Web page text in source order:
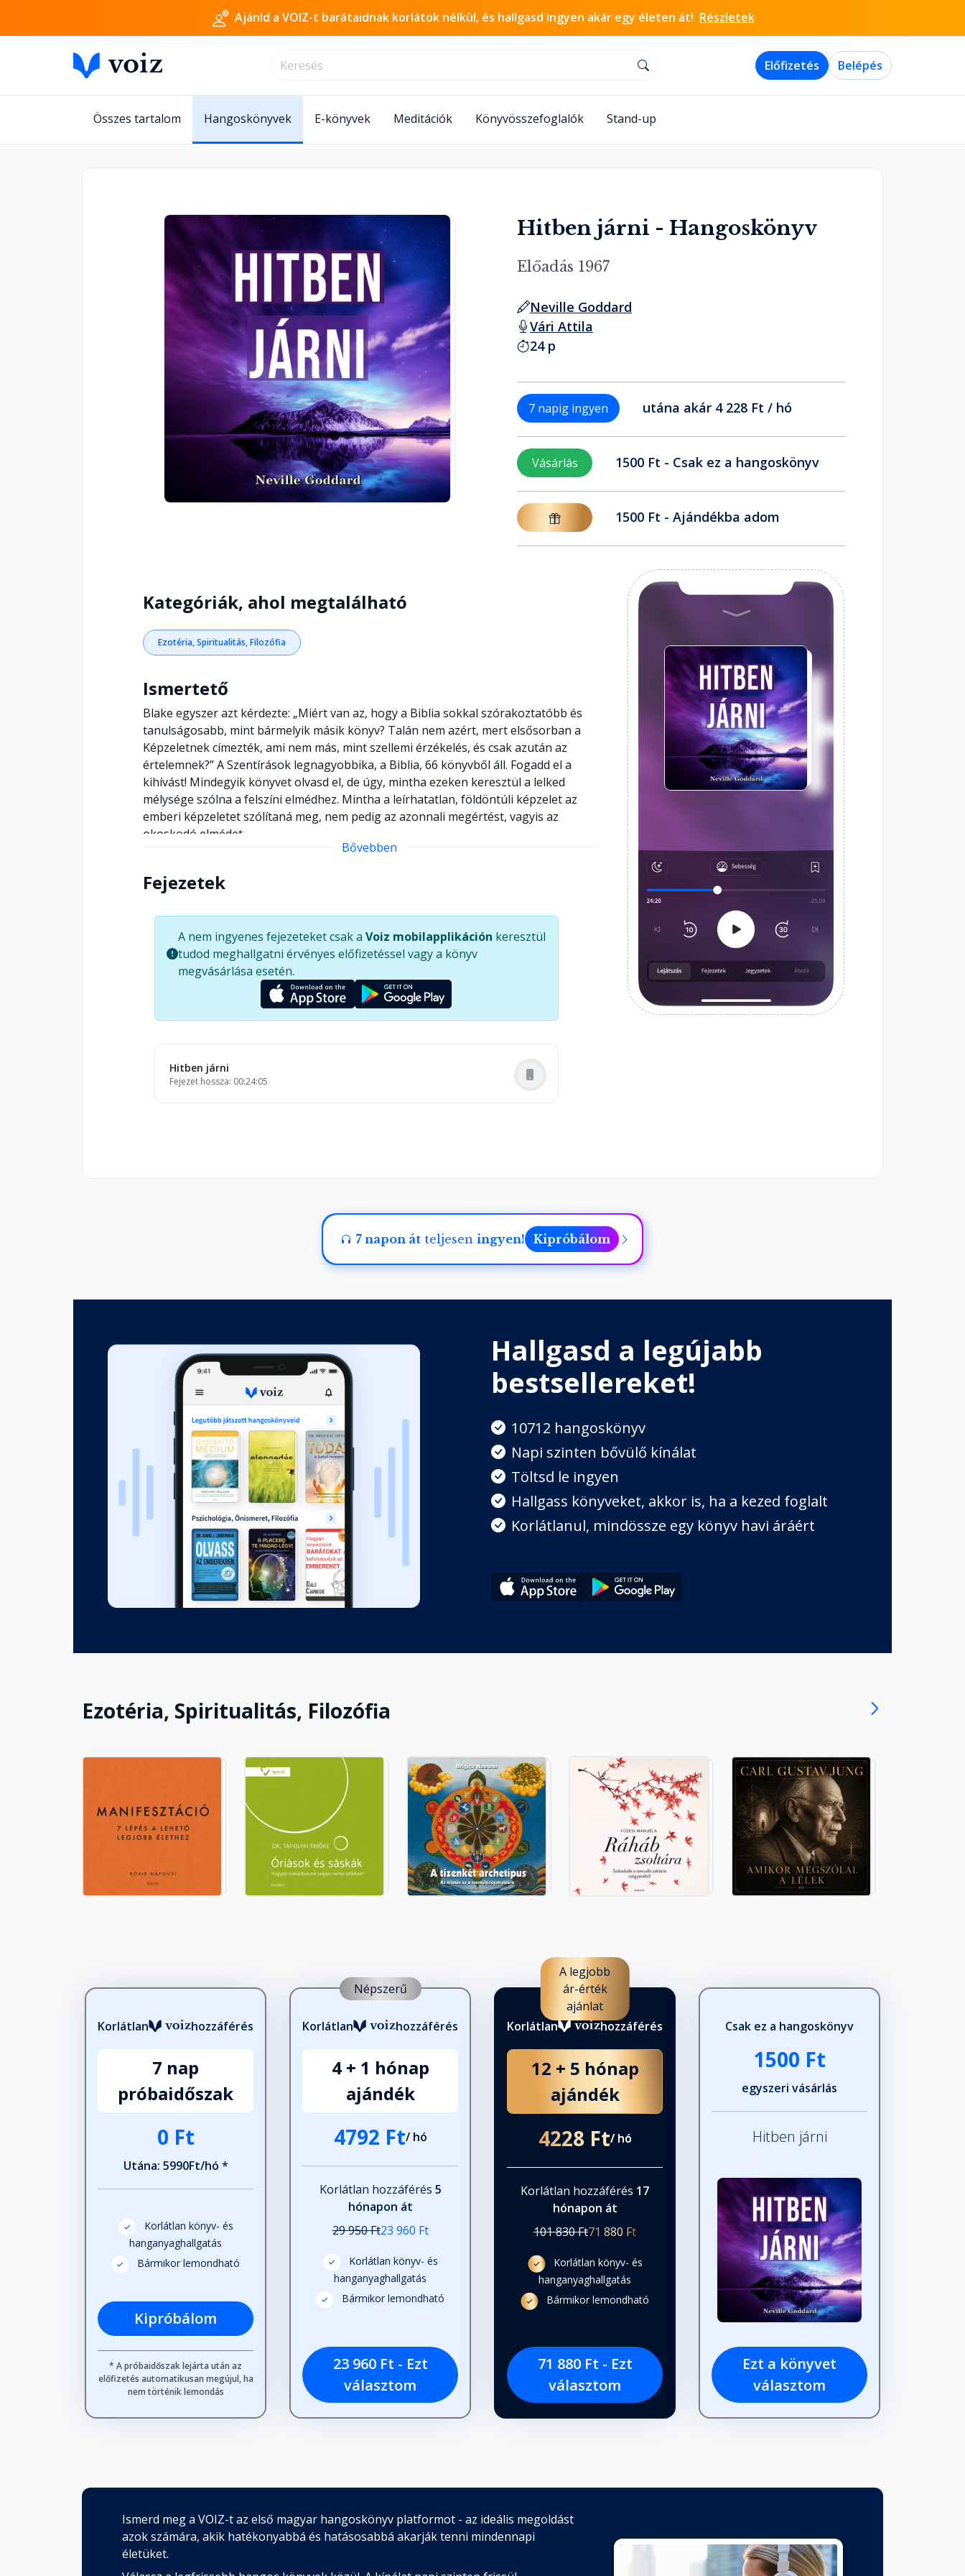
Ajánld a VOIZ-t barátaidnak korlátok nélkül, és hallgasd ingyen akár egy életen át! Részletek
Előfizetés Belépés
Összes tartalom Hangoskönyvek E-könyvek Meditációk Könyvösszefoglalók Stand-up
Hitben járni - Hangoskönyv
Előadás 1967
Neville Goddard
Vári Attila
24 p
7 napig ingyen utána akár 4 228 Ft / hó
Vásárlás 1500 Ft - Csak ez a hangoskönyv
1500 Ft - Ajándékba adom
Kategóriák, ahol megtalálható
Ezotéria, Spiritualitás, Filozófia
Ismertető
Blake egyszer azt kérdezte: „Miért van az, hogy a Biblia sokkal szórakoztatóbb és
tanulságosabb, mint bármelyik másik könyv? Talán nem azért, mert elsősorban a
Képzeletnek címezték, ami nem más, mint szellemi érzékelés, és csak azután az
értelemnek?” A Szentírások legnagyobbika, a Biblia, 66 könyvből áll. Fogadd el a
kihívást! Mindegyik könyvet olvasd el, de úgy, mintha ezeken keresztül a lelked
mélysége szólna a felszíni elmédhez. Mintha a leírhatatlan, földöntúli képzelet az
emberi képzeletet szólítaná meg, nem pedig az azonnali megértést, vagyis az
okoskodó elmédet.....
Bővebben
Fejezetek
A nem ingyenes fejezeteket csak a Voiz mobilapplikáción keresztül
tudod meghallgatni érvényes előfizetéssel vagy a könyv
megvásárlása esetén.
Hitben járni
Fejezet hossza: 00:24:05
7 napon át teljesen ingyen! Kipróbálom
Hallgasd a legújabb
bestsellereket!
10712 hangoskönyv
Napi szinten bővülő kínálat
Töltsd le ingyen
Hallgass könyveket, akkor is, ha a kezed foglalt
Korlátlanul, mindössze egy könyv havi áráért
Ezotéria, Spiritualitás, Filozófia
Korlátlan hozzáférés
7 nap
próbaidőszak
0 Ft
Utána: 5990Ft/hó *
Korlátlan könyv- és
hanganyaghallgatás
Bármikor lemondható
Kipróbálom
* A próbaidőszak lejárta után az
előfizetés automatikusan megújul, ha
nem történik lemondás
Népszerű
Korlátlan hozzáférés
4 + 1 hónap
ajándék
4792 Ft/ hó
Korlátlan hozzáférés 5
hónapon át
29 950 Ft23 960 Ft
Korlátlan könyv- és
hanganyaghallgatás
Bármikor lemondható
23 960 Ft - Ezt
választom
A legjobb
ár-érték
ajánlat
Korlátlan
hozzáférés
12 + 5 hónap
ajándék
4228 Ft/ hó
Korlátlan hozzáférés 17
hónapon át
101 830 Ft71 880 Ft
Korlátlan könyv- és
hanganyaghallgatás
Bármikor lemondható
71 880 Ft - Ezt
választom
Csak ez a hangoskönyv
1500 Ft
egyszeri vásárlás
Hitben járni
Ezt a könyvet
választom
Ismerd meg a VOIZ-t az első magyar hangoskönyv platformot - az ideális megoldást
azok számára, akik hatékonyabbá és hatásosabbá akarják tenni mindennapi
életüket.